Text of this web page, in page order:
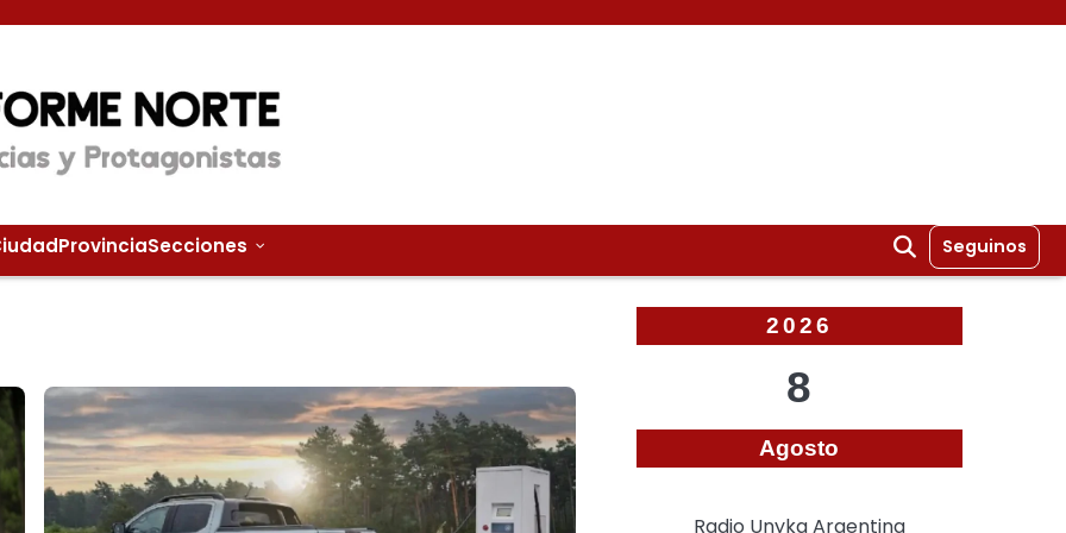
ProvinciaSecciones Seguinos
2026
8
Agosto
Radio Unyka Argentina